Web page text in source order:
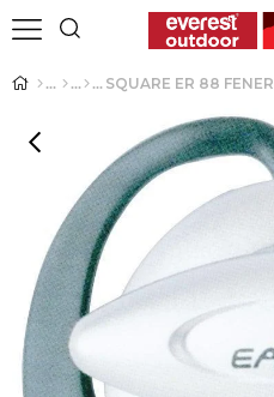
Üye Girişi
SQUARE ER 88 FENER